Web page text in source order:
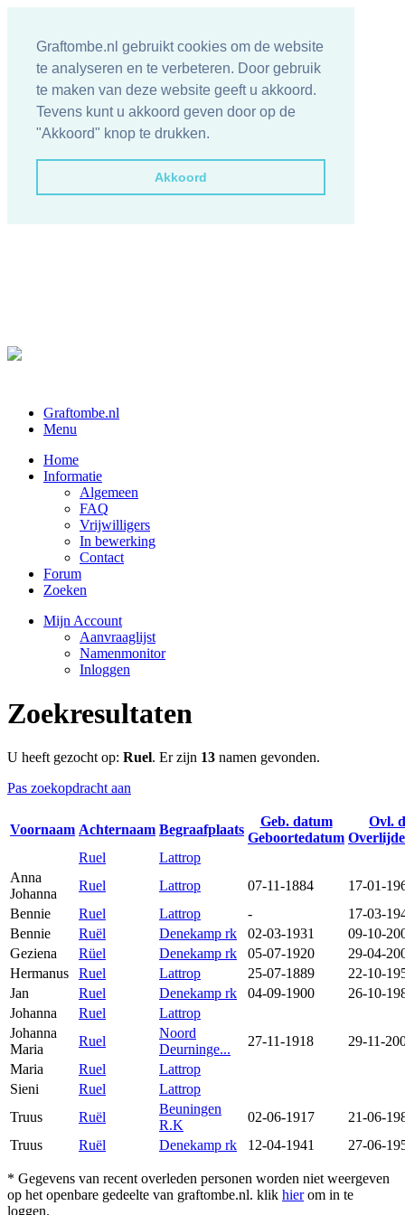
Graftombe.nl gebruikt cookies om de website
te analyseren en te verbeteren. Door gebruik
te maken van deze website geeft u akkoord.
Tevens kunt u akkoord geven door op de
"Akkoord" knop te drukken.
Akkoord
Graftombe.nl
Menu
Home
Informatie
Algemeen
FAQ
Vrijwilligers
In bewerking
Contact
Forum
Zoeken
Mijn Account
Aanvraaglijst
Namenmonitor
Inloggen
Zoekresultaten
U heeft gezocht op: Ruel. Er zijn 13 namen gevonden.
Pas zoekopdracht aan
Voornaam Achternaam Begraafplaats
Geb. datum
Geboortedatum
Ovl.
Ruel
Lattrop
Anna
Johanna
Ruel Lattrop 07-11-1884
17-01-
Bennie
Ruel Lattrop -
17-03-
Bennie
Ruël Denekamp rk 02-03-1931
09-10-
Geziena
Rüel Denekamp rk 05-07-1920
29-04-
Hermanus
Ruel Lattrop 25-07-1889
22-10-
Jan
Ruel Denekamp rk 04-09-1900
26-10-
Johanna
Ruel
Lattrop
Johanna
Maria
Ruel
Noord
Deurninge...
27-11-1918
29-11-
Maria
Ruel
Lattrop
Sieni
Ruel
Lattrop
Truus
Ruël
Beuningen
R.K
02-06-1917
21-06-
Truus
Ruël Denekamp rk 12-04-1941 27-06-
* Gegevens van recent overleden personen worden niet weergeven
op het openbare gedeelte van graftombe.nl. klik hierom in te
loggen.